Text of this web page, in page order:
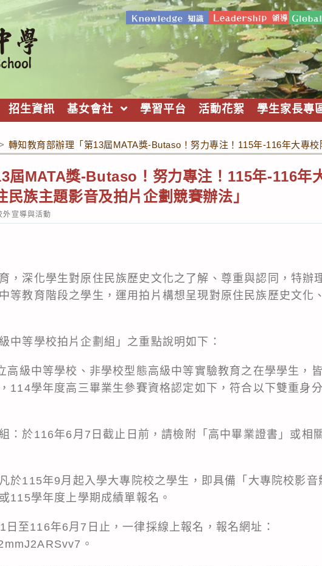
招生資訊 基女會社 學習平台 活動花絮 學生家長專
轉知教育部辦理「第13屆MATA獎-Butaso！努力專注！115年-116年大專
屆MATA獎-Butaso！努力專注！115年-116年
族主題影音及拍片企劃競賽辦法」
外宣導與活動
，深化學生對原住民族歷史文化之了解、尊重與認同，特辦
等教育階段之學生，運用拍片構想呈現對原住民族歷史文化
中等學校拍片企劃組」之重點說明如下：
高級中等學校、非學校型態高級中等實驗教育之在學學生，
114學年度高三畢業生參賽資格認定如下，符合以下雙重身
：於116年6月7日截止日前，請檢附「高中畢業證書」或相
於115年9月起入學大專院校之學生，即具備「大專院校影音
115學年度上學期成績單報名。
至116年6月7日止，一律採線上報名，報名網址：
。